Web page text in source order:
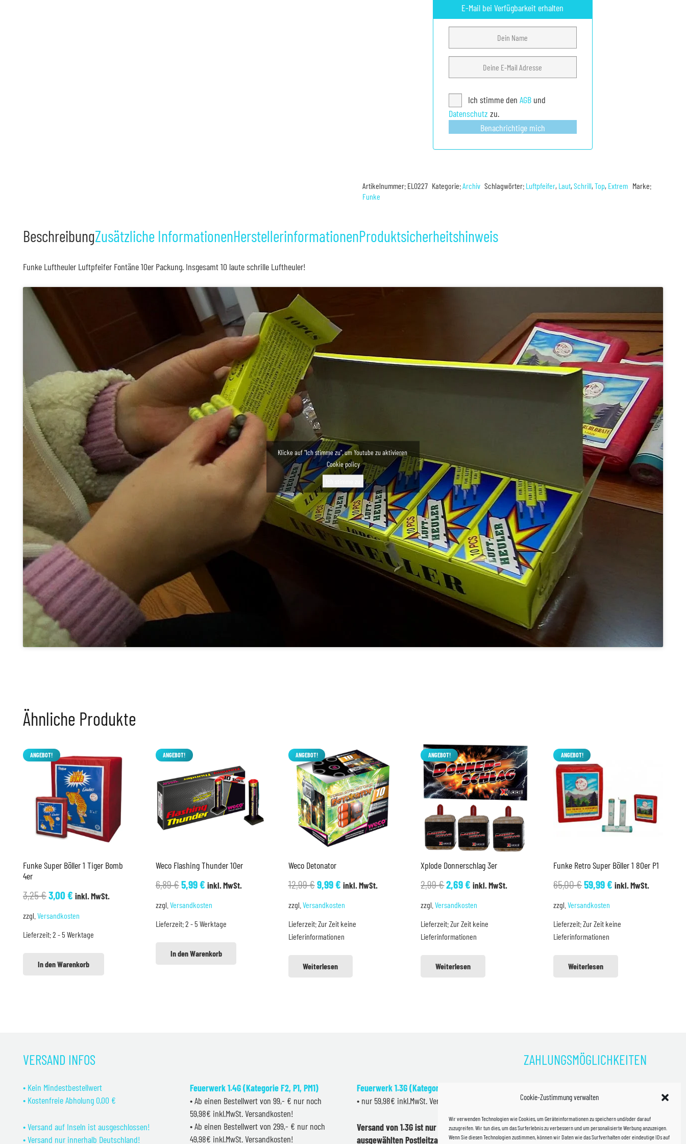
Cookie-Zustimmung verwalten
Wir verwenden Technologien wie Cookies, um Geräteinformationen zu speichern und/oder darauf
zuzugreifen. Wir tun dies, um das Surferlebnis zu verbessern und um personalisierte Werbung anzuzeigen.
Wenn Sie diesen Technologien zustimmen, können wir Daten wie das Surfverhalten oder eindeutige IDs auf
E-Mail bei Verfügbarkeit erhalten
Ich stimme den AGB und
Datenschutz zu.
Benachrichtige mich
Artikelnummer: EL0227 Kategorie:Archiv Schlagwörter: Luftpfeifer, Laut,Schrill,Top, Extrem Marke:
Funke
BeschreibungZusätzliche InformationenHerstellerinformationenProduktsicherheitshinweis
Funke Luftheuler Luftpfeifer Fontäne 10er Packung. Insgesamt 10 laute schrille Luftheuler!
Klicke auf "Ich stimme zu", um Youtube zu aktivieren
Cookie policy
Ähnliche Produkte
ANGEBOT!
Funke Super Böller 1 Tiger Bomb
4er
3,25€Ursprünglicher
3,25 €
3,00€Aktueller
3,00 €.
inkl. MwSt.
zzgl. Versandkosten
Lieferzeit:2 - 5 Werktage
In den Warenkorb
ANGEBOT!
Weco Flashing Thunder 10er
6,89€Ursprünglicher
6,89 €
5,99€Aktueller
5,99 €.
inkl. MwSt.
zzgl. Versandkosten
Lieferzeit:2 - 5 Werktage
In den Warenkorb
ANGEBOT!
Weco Detonator
12,99€Ursprünglicher
12,99 €
9,99€Aktueller
9,99 €.
inkl. MwSt.
zzgl. Versandkosten
Lieferzeit:Zur Zeit keine
Lieferinformationen
Weiterlesen
ANGEBOT!
Xplode Donnerschlag 3er
2,99€Ursprünglicher
2,99 €
2,69€Aktueller
2,69 €.
inkl. MwSt.
zzgl.Versandkosten
Lieferzeit:Zur Zeit keine
Lieferinformationen
Weiterlesen
ANGEBOT!
Funke Retro Super Böller 1 80er P1
65,00€Ursprünglicher
65,00 €
59,99€Aktueller
59,99 €.
inkl. MwSt.
zzgl.Versandkosten
Lieferzeit:Zur Zeit keine
Lieferinformationen
Weiterlesen
VERSAND INFOS
• Kein Mindestbestellwert
• Kostenfreie Abholung 0,00 €
• Versand auf Inseln ist ausgeschlossen!
• Versand nur innerhalb Deutschland!
Feuerwerk 1.4G (Kategorie F2, P1, PM1)
• Ab einen Bestellwert von 99,- € nur noch
59,98€ inkl.MwSt. Versandkosten!
• Ab einen Bestellwert von 299,- € nur noch
49,98€ inkl.MwSt. Versandkosten!
Feuerwerk 1.3G (Kategorie F2)
• nur 59,98€ inkl.MwSt. Versandkosten!
Versand von 1.3G ist nur innerhalb
ausgewählten Postleitzahlen in Sachsen
ZAHLUNGSMÖGLICHKEITEN